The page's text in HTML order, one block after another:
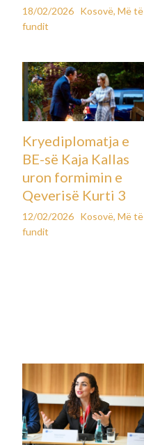
18/02/2026 Kosovë,Më të
fundit
Kryediplomatja e
BE-së Kaja Kallas
uron formimin e
Qeverisë Kurti 3
12/02/2026 Kosovë,Më të
fundit